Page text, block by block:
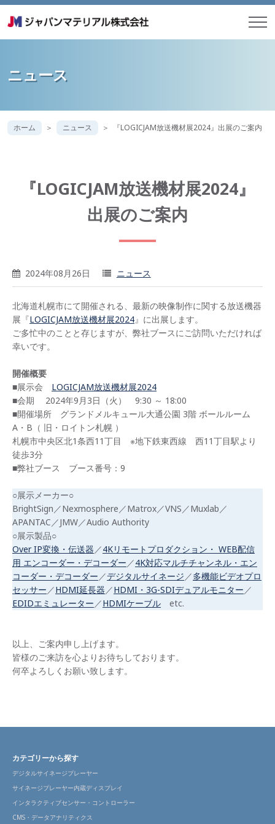
ニュース
ホーム ニュース 『LOGICJAM放送機材展2024』出展のご案内
『LOGICJAM放送機材展2024』
出展のご案内
2024年08月26日 ニュース
北海道札幌市にて開催される、最新の映像制作に関する放送機器
展『LOGICJAM放送機材展2024』に出展します。
ご多忙中のことと存じますが、弊社ブースにご訪問いただければ
幸いです。
開催概要
■展示会 LOGICJAM放送機材展2024
■会期 2024年9月3日（火） 9:30 ～ 18:00
■開催場所 グランドメルキュール大通公園 3階 ボールルーム
A・B（ 旧・ロイトン札幌 ）
札幌市中央区北1条西11丁目 ※地下鉄東西線 西11丁目駅より
徒歩3分
■弊社ブース ブース番号：9
○展示メーカー○
BrightSign／Nexmosphere／Matrox／VNS／Muxlab／
APANTAC／JMW／Audio Authority
○展示製品○
Over IP変換・伝送器／4Kリモートプロダクション・ WEB配信
用 エンコーダー・デコーダー／4K対応マルチチャンネル・エン
コーダー・デコーダー／デジタルサイネージ／多機能ビデオプロ
セッサー／HDMI延長器／HDMI・3G-SDIデュアルモニター／
EDIDエミュレーター／HDMIケーブル etc.
以上、ご案内申し上げます。
皆様のご来訪を心よりお待ちしております。
何卒よろしくお願い致します。
カテゴリーから探す
デジタルサイネージプレーヤー
サイネージプレーヤー内蔵ディスプレイ
インタラクティブセンサー・コントローラー
CMS・データアナリティクス